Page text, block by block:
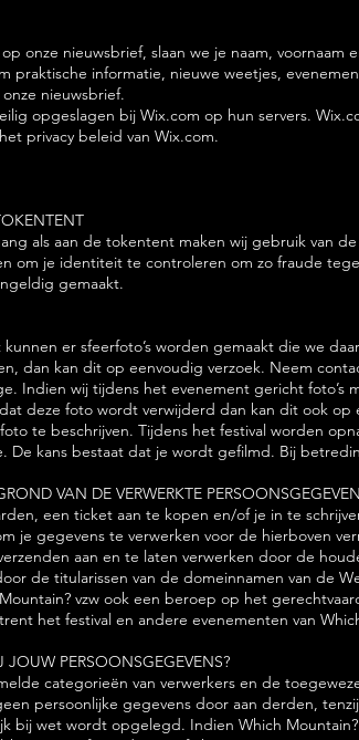
onze nieuwsbrief, slaan we je naam,
praktische informatie, nieuwe weetjes,
nieuwsbrief.
opgeslagen bij Wix.com op hun servers.
privacy beleid van Wix.com.
als aan de tokentent maken wij gebruik van
om je identiteit te controleren om zo fraude
gemaakt.
er sfeerfoto’s worden gemaakt die we
dan kan dit op eenvoudig verzoek. Neem
Indien wij tijdens het evenement gericht
deze foto wordt verwijderd dan kan dit ook
te beschrijven. Tijdens het festival worden
De kans bestaat dat je wordt gefilmd. Bij
VAN DE VERWERKTE
een ticket aan te kopen en/of je in te
je gegevens te verwerken voor de hierboven
aan en te laten verwerken door de
de titularissen van de domeinnamen van de
vzw ook een beroep op het
het festival en andere evenementen van
JOUW PERSOONSGEGEVENS?
categorieën van verwerkers en de
persoonlijke gegevens door aan derden,
bij wet wordt opgelegd. Indien Which